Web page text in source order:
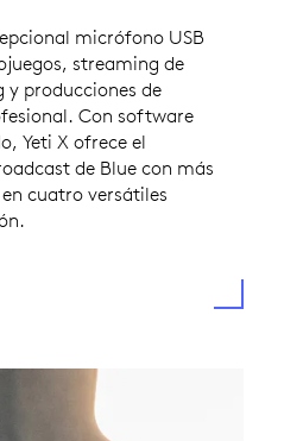
micrófono USB
streaming de
producciones de
Con software
Yeti X ofrece el
de Blue con más
cuatro versátiles